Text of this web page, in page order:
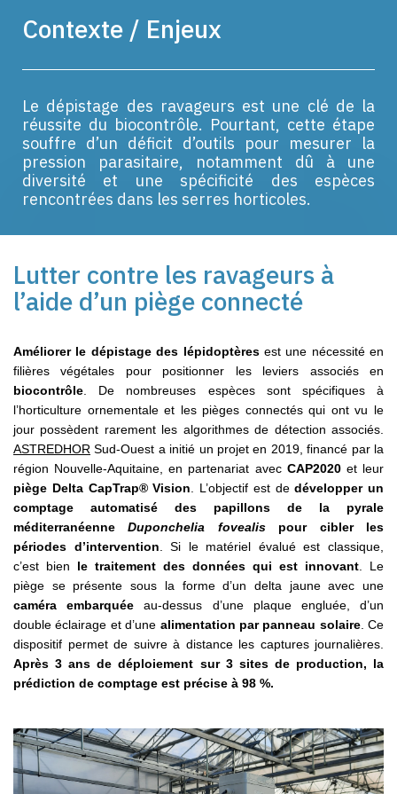
Contexte / Enjeux
Le dépistage des ravageurs est une clé de la
réussite du biocontrôle. Pourtant, cette étape
souffre d’un déficit d’outils pour mesurer la
pression parasitaire, notamment dû à une
diversité et une spécificité des espèces
rencontrées dans les serres horticoles.
Lutter contre les ravageurs à
l’aide d’un piège connecté
Améliorer le dépistage des lépidoptèresest une nécessité en
filières végétales pour positionner les leviers associés en
biocontrôle . De nombreuses espèces sont spécifiques à
l’horticulture ornementale et les pièges connectés qui ont vu le
jour possèdent rarement les algorithmes de détection associés.
ASTREDHOR Sud-Ouest a initié un projet en 2019, financé par la
région Nouvelle-Aquitaine, en partenariat avec CAP2020et leur
piège Delta CapTrap® Vision . L’objectif est dedévelopper un
comptage automatisé des papillons de la pyrale
méditerranéenneDuponchelia fovealispour cibler les
périodes d’intervention . Si le matériel évalué est classique,
c’est bien le traitement des données qui est innovant . Le
piège se présente sous la forme d’un delta jaune avec une
caméra embarquée au-dessus d’une plaque engluée, d’un
double éclairage et d’une alimentation par panneau solaire. Ce
dispositif permet de suivre à distance les captures journalières.
Après 3 ans de déploiement sur 3 sites de production, la
prédiction de comptage est précise à 98 %.